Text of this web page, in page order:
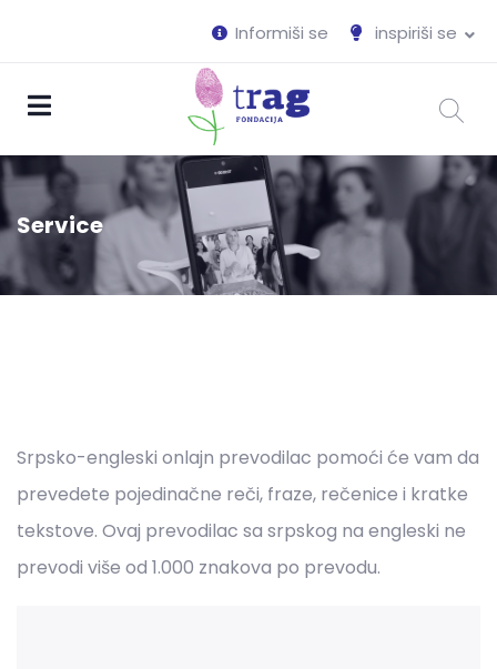
inspiriši se
Informiši se
Service
Srpsko-engleski onlajn prevodilac pomoći će vam da
prevedete pojedinačne reči, fraze, rečenice i kratke
tekstove. Ovaj prevodilac sa srpskog na engleski ne
prevodi više od 1.000 znakova po prevodu.